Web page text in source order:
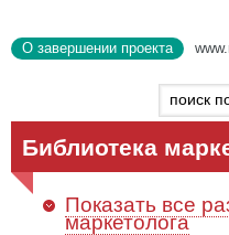
О завершении проекта
Библиотека
Показать все
маркетолога